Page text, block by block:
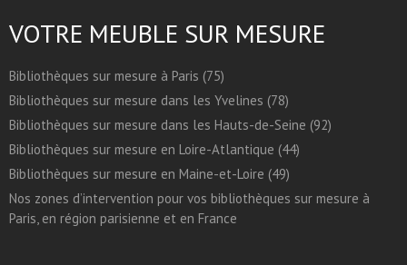
VOTRE MEUBLE SUR MESURE
Bibliothèques sur mesure à Paris (75)
Bibliothèques sur mesure dans les Yvelines (78)
Bibliothèques sur mesure dans les Hauts-de-Seine (92)
Bibliothèques sur mesure en Loire-Atlantique (44)
Bibliothèques sur mesure en Maine-et-Loire (49)
Nos zones d’intervention pour vos bibliothèques sur mesure à
Paris, en région parisienne et en France